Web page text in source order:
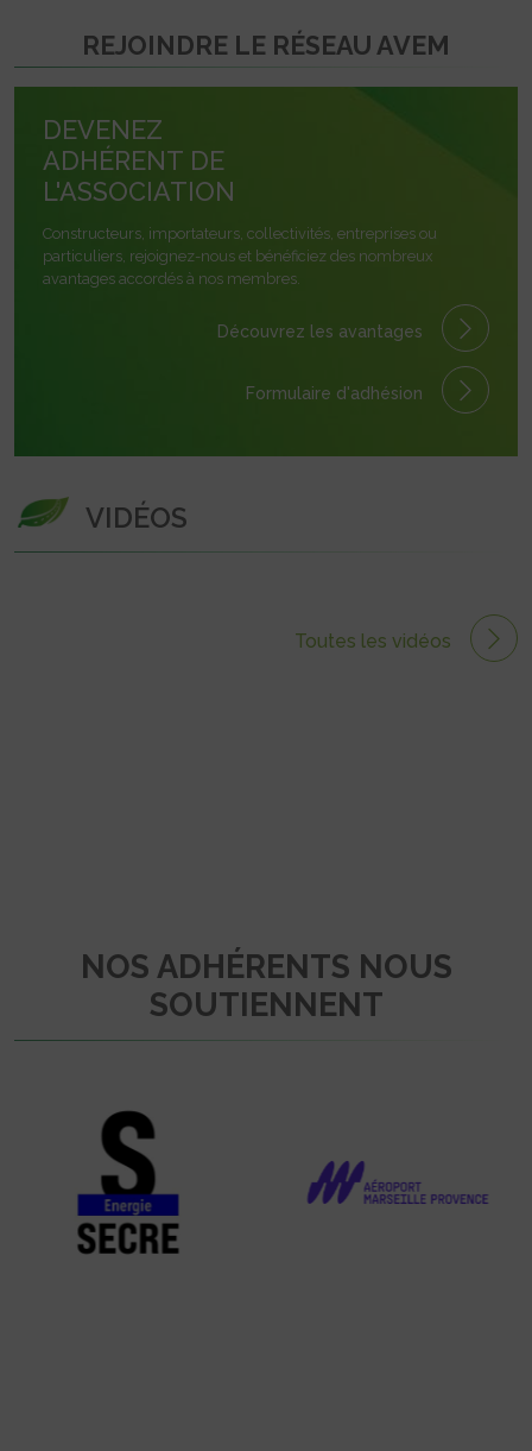
REJOINDRE LE RÉSEAU AVEM
DEVENEZ
ADHÉRENT DE
L'ASSOCIATION
Constructeurs, importateurs, collectivités, entreprises ou
particuliers, rejoignez-nous et bénéficiez des nombreux
avantages accordés à nos membres.
Découvrez les avantages
Formulaire d'adhésion
VIDÉOS
Toutes les vidéos
NOS ADHÉRENTS NOUS
SOUTIENNENT